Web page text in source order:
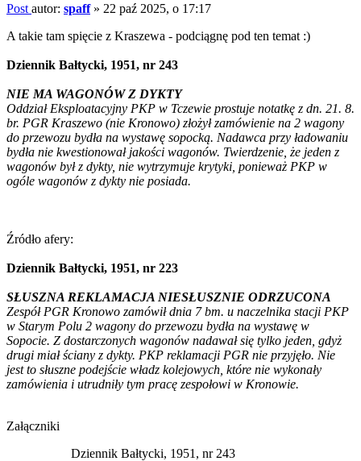
Post autor: spaff» 22 paź 2025, o 17:17
A takie tam spięcie z Kraszewa - podciągnę pod ten temat :)
Dziennik Bałtycki, 1951, nr 243
NIE MA WAGONÓW Z DYKTY
Oddział Eksploatacyjny PKP w Tczewie prostuje notatkę z dn. 21. 8.
br. PGR Kraszewo (nie Kronowo) złożył zamówienie na 2 wagony
do przewozu bydła na wystawę sopocką. Nadawca przy ładowaniu
bydła nie kwestionował jakości wagonów. Twierdzenie, że jeden z
wagonów był z dykty, nie wytrzymuje krytyki, ponieważ PKP w
ogóle wagonów z dykty nie posiada.
Źródło afery:
Dziennik Bałtycki, 1951, nr 223
SŁUSZNA REKLAMACJA NIESŁUSZNIE ODRZUCONA
Zespół PGR Kronowo zamówił dnia 7 bm. u naczelnika stacji PKP
w Starym Polu 2 wagony do przewozu bydła na wystawę w
Sopocie. Z dostarczonych wagonów nadawał się tylko jeden, gdyż
drugi miał ściany z dykty. PKP reklamacji PGR nie przyjęło. Nie
jest to słuszne podejście władz kolejowych, które nie wykonały
zamówienia i utrudniły tym pracę zespołowi w Kronowie.
Załączniki
Dziennik Bałtycki, 1951, nr 243